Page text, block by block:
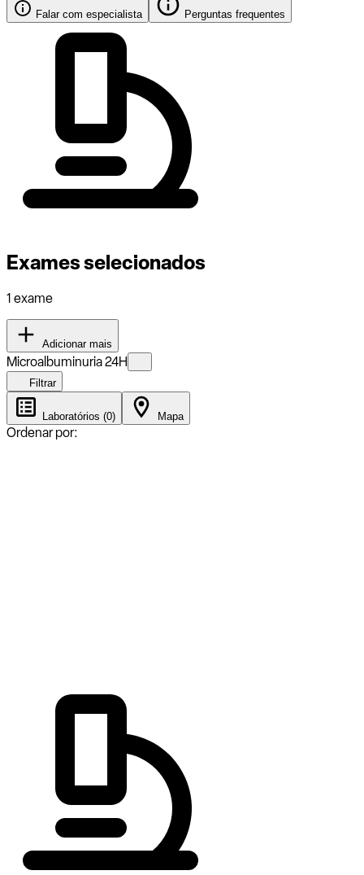
Falar com especialista Perguntas frequentes
Exames selecionados
1 exame
Adicionar mais
Microalbuminuria 24H
Filtrar
Laboratórios (0) Mapa
Ordenar por: